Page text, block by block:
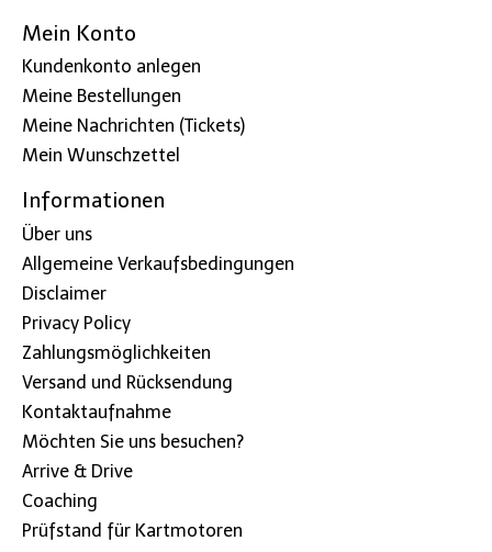
Mein Konto
Kundenkonto anlegen
Meine Bestellungen
Meine Nachrichten (Tickets)
Mein Wunschzettel
Informationen
Über uns
Allgemeine Verkaufsbedingungen
Disclaimer
Privacy Policy
Zahlungsmöglichkeiten
Versand und Rücksendung
Kontaktaufnahme
Möchten Sie uns besuchen?
Arrive & Drive
Coaching
Prüfstand für Kartmotoren